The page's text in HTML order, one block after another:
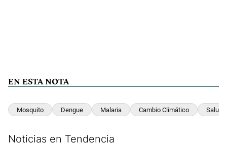
EN ESTA NOTA
Mosquito Dengue Malaria Cambio Climático Salud
Noticias en Tendencia